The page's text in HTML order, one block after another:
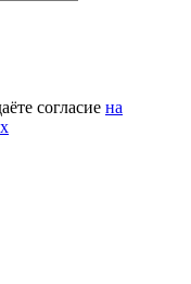
согласие на